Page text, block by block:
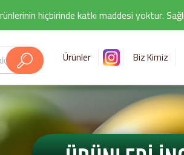
hiçbirinde katkı maddesi yoktur.
Ürünler Biz Kimiz